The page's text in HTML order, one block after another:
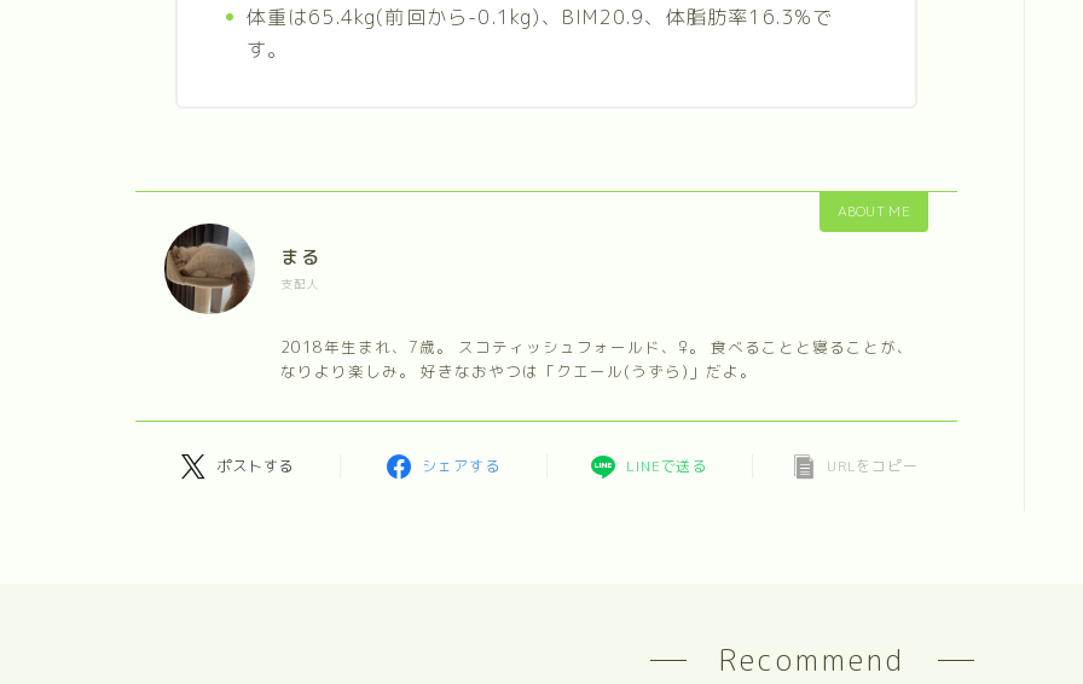
体重は65.4kg(前回から-0.1kg)、BIM20.9、体脂肪率16.3%で
す。
ABOUT ME
まる
支配人
2018年生まれ、7歳。 スコティッシュフォールド、♀。 食べることと寝ることが、
なりより楽しみ。 好きなおやつは「クエール(うずら)」だよ。
ポストする シェアする LINEで送る URLをコピー
Recommend